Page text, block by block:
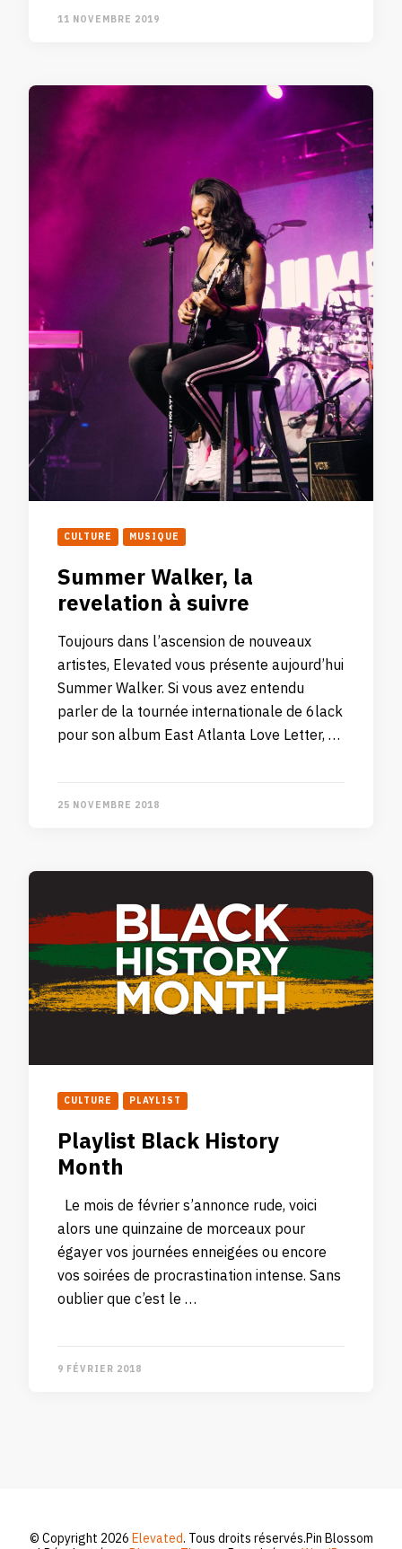
11 NOVEMBRE 2019
CULTURE MUSIQUE
Summer Walker, la
revelation à suivre
Toujours dans l’ascension de nouveaux
artistes, Elevated vous présente aujourd’hui
Summer Walker. Si vous avez entendu
parler de la tournée internationale de 6lack
pour son album East Atlanta Love Letter, …
25 NOVEMBRE 2018
CULTURE PLAYLIST
Playlist Black History
Month
Le mois de février s’annonce rude, voici
alors une quinzaine de morceaux pour
égayer vos journées enneigées ou encore
vos soirées de procrastination intense. Sans
oublier que c’est le …
9 FÉVRIER 2018
© Copyright 2026Elevated. Tous droits réservés.Pin Blossom